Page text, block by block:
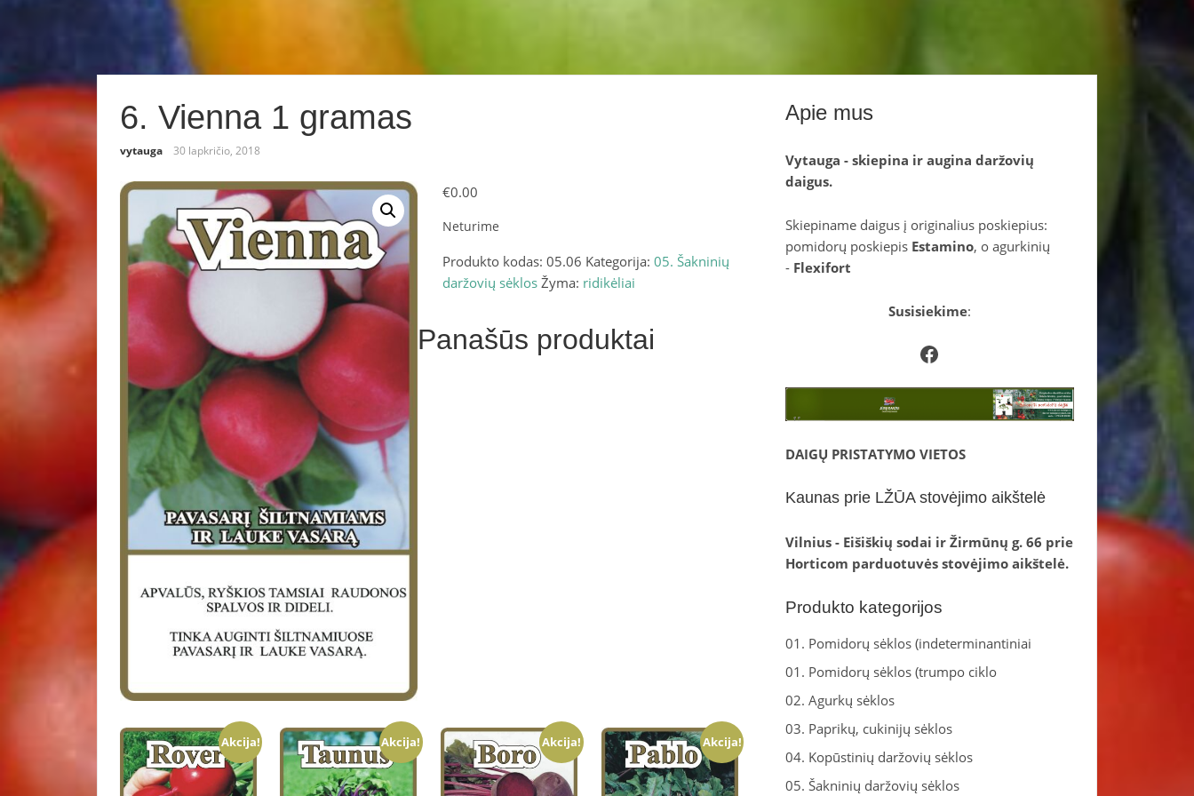
6. Vienna 1 gramas
vytauga 30 lapkričio, 2018
€0.00
Neturime
Produkto kodas:05.06 Kategorija:05. Šakninių
daržovių sėklos Žyma: ridikėliai
Panašūs produktai
Akcija! Akcija! Akcija! Akcija!
Apie mus
Vytauga - skiepina ir augina daržovių
daigus.
Skiepiname daigus į originalius poskiepius:
pomidorų poskiepis Estamino, o agurkinių
- Flexifort
Susisiekime:
Facebook
DAIGŲ PRISTATYMO VIETOS
Kaunas prie LŽŪA stovėjimo aikštelė
Vilnius - Eišiškių sodai ir Žirmūnų g. 66 prie
Horticom parduotuvės stovėjimo aikštelė.
Produkto kategorijos
01. Pomidorų sėklos (indeterminantiniai
01. Pomidorų sėklos (trumpo ciklo
02. Agurkų sėklos
03. Paprikų, cukinijų sėklos
04. Kopūstinių daržovių sėklos
05. Šakninių daržovių sėklos